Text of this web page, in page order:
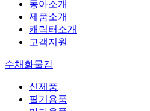
동아소개
제품소개
캐릭터소개
고객지원
수채화물감
신제품
필기용품